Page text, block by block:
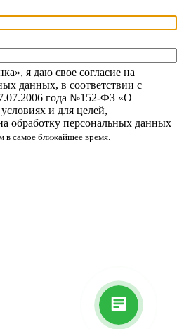
я даю свое согласие на
данных, в соответствии с
года №152-ФЗ «О
и для целей,
обработку персональных данных
в самое ближайшее время.